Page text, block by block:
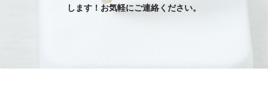
します！お気軽にご連絡ください。